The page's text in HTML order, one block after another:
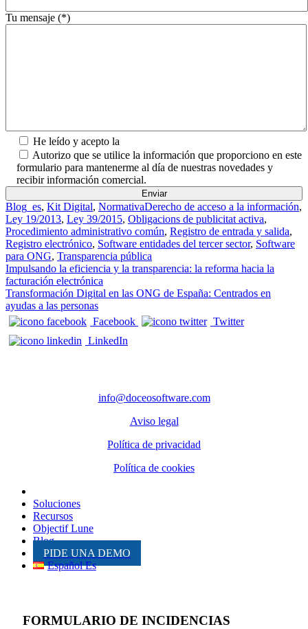
Tu mensaje (*)
He leído y acepto la
Autorizo que se utilice la información que proporciono en este
formulario para mantenerme al día de nuestras novedades y
recibir información comercial.
Blog_es, Kit Digital, NormativaDerecho de acceso a la información,
Ley 19/2013, Ley 39/2015, Obligacions de publicitat activa,
Procedimiento administrativo común, Registro de entrada y salida,
Registro electrónico, Software entidades del tercer sector, Software
para ONG, Transparencia pública
Navegación de entradas
Impulsando la eficiencia y la transparencia: la reforma hacia la
facturación electrónica
Transformación Digital en las ONG de España: Centrados en
ayudas a las personas
Facebook
Twitter
LinkedIn
info@doceosoftware.com
Aviso legal
Política de privacidad
Política de cookies
Soluciones
Recursos
Objectif Lune
Blog
PIDE UNA DEMO
Español Es
FORMULARIO DE INCIDENCIAS